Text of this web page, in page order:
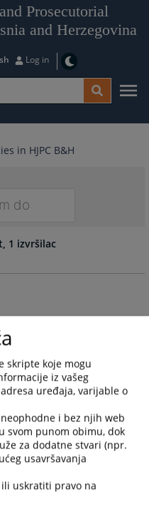
Prosecutorial
and Herzegovina
Log in
in HJPC B&H
1 izvršilac
skripte koje mogu
iz vašeg
uređaja, varijable o
i bez njih web
svom punom obimu, dok
za dodatne stvari (npr.
usavršavanja
uskratiti pravo na